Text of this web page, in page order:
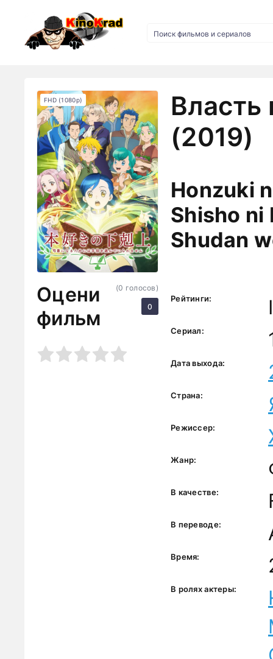
Власть
(2019)
Honzuki
Shisho ni
Shudan
FHD (1080p)
Оцени
фильм
5
(0 голосов)
0
Рейтинги:
Сериал:
Дата выхода:
Страна:
Режиссер:
Жанр:
В качестве:
В переводе:
Время:
В ролях актеры: